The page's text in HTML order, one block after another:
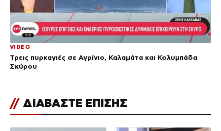
VIDEO
Τρεις πυρκαγιές σε Αγρίνιο, Καλαμάτα και Κολυμπάδα
Σκύρου
// ΔΙΑΒΑΣΤΕ ΕΠΙΣΗΣ